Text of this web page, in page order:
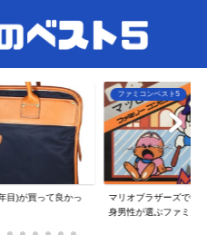
撃を受けた40代独
その他ベスト5
一人暮らしのアラサー
てよかったAmaz...